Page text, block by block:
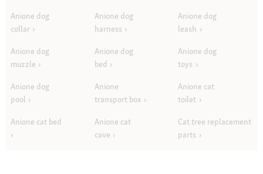
Anione dog
collar
Anione dog
harness
Anione dog
leash
Anione dog
muzzle
Anione dog
bed
Anione dog
toys
Anione dog
pool
Anione
transport box
Anione cat
toilet
Anione cat bed
Anione cat
cave
Cat tree replacement
parts